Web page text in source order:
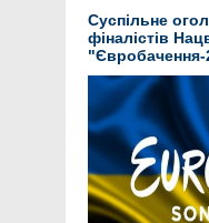
Суспільне
фіналістів
"Євробачення-